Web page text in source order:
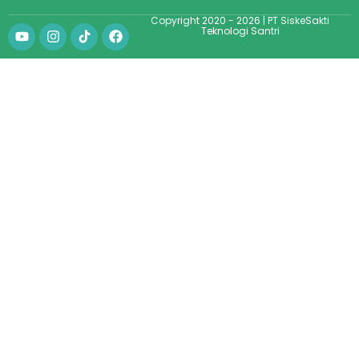
Copyright 2020 - 2026 | PT SiskeSakti
Teknologi Santri